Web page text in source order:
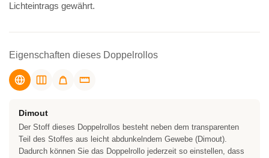
Lichteintrags gewährt.
Eigenschaften dieses Doppelrollos
Dimout
Der Stoff dieses Doppelrollos besteht neben dem transparenten
Teil des Stoffes aus leicht abdunkelndem Gewebe (Dimout).
Dadurch können Sie das Doppelrollo jederzeit so einstellen, dass